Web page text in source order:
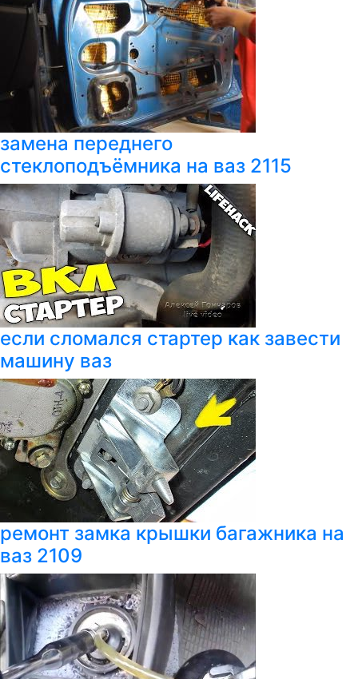
замена переднего
стеклоподъёмника на ваз 2115
если сломался стартер как завести
машину ваз
ремонт замка крышки багажника на
ваз 2109